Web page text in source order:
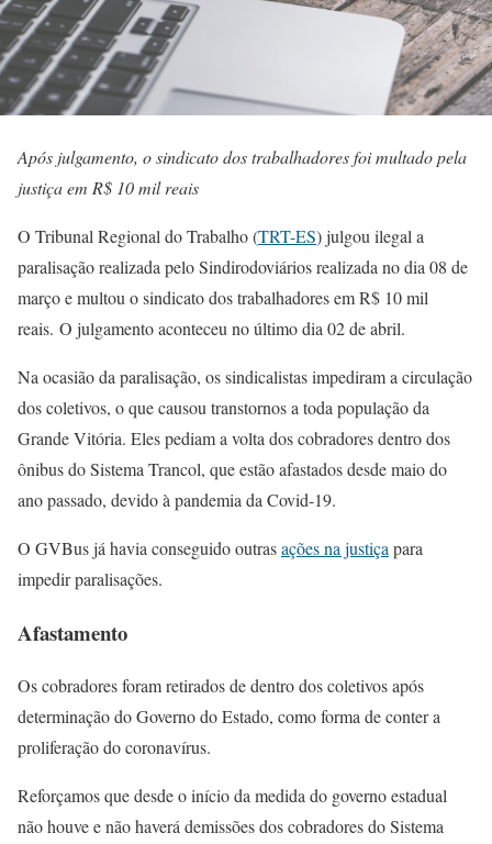
Após julgamento, o sindicato dos trabalhadores foi multado pela
justiça em R$ 10 mil reais
O Tribunal Regional do Trabalho (TRT-ES) julgou ilegal a
paralisação realizada pelo Sindirodoviários realizada no dia 08 de
março e multou o sindicato dos trabalhadores em R$ 10 mil
reais. O julgamento aconteceu no último dia 02 de abril.
Na ocasião da paralisação, os sindicalistas impediram a circulação
dos coletivos, o que causou transtornos a toda população da
Grande Vitória. Eles pediam a volta dos cobradores dentro dos
ônibus do Sistema Trancol, que estão afastados desde maio do
ano passado, devido à pandemia da Covid-19.
O GVBus já havia conseguido outrasações na justiça para
impedir paralisações.
Afastamento
Os cobradores foram retirados de dentro dos coletivos após
determinação do Governo do Estado, como forma de conter a
proliferação do coronavírus.
Reforçamos que desde o início da medida do governo estadual
não houve e não haverá demissões dos cobradores do Sistema